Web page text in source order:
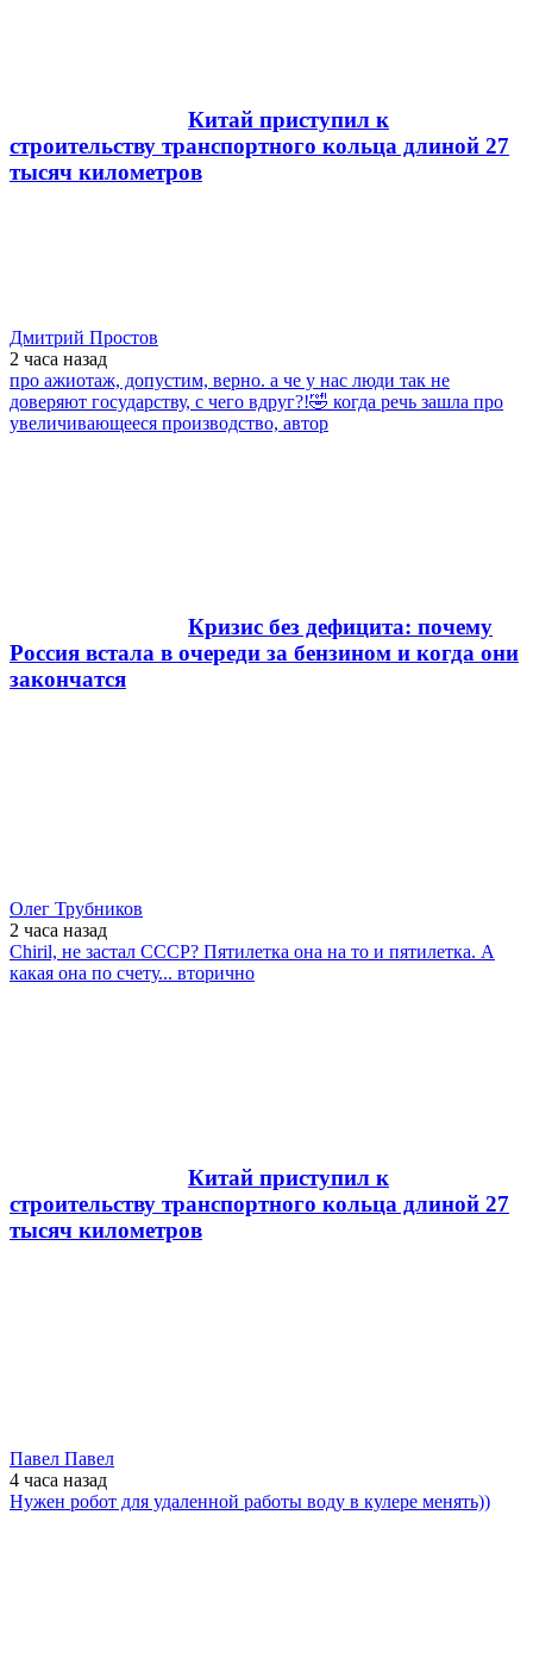
Китай приступил к
строительству транспортного кольца длиной 27
тысяч километров
Дмитрий Простов
2 часа назад
про ажиотаж, допустим, верно. а че у нас люди так не
доверяют государству, с чего вдруг?!🤣 когда речь зашла про
увеличивающееся производство, автор
Кризис без дефицита: почему
Россия встала в очереди за бензином и когда они
закончатся
Олег Трубников
2 часа назад
Chiril, не застал СССР? Пятилетка она на то и пятилетка. А
какая она по счету... вторично
Китай приступил к
строительству транспортного кольца длиной 27
тысяч километров
Павел Павел
4 часа назад
Нужен робот для удаленной работы воду в кулере менять))